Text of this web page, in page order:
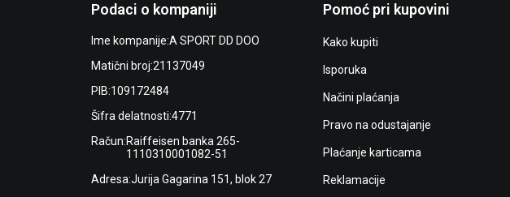
Podaci o kompaniji
Ime kompanije:A SPORT DD DOO
Matični broj:21137049
PIB:109172484
Šifra delatnosti:4771
Račun:Raiffeisen banka 265-
1110310001082-51
Adresa:Jurija Gagarina 151, blok 27
Pomoć pri kupovini
Kako kupiti
Isporuka
Načini plaćanja
Pravo na odustajanje
Plaćanje karticama
Reklamacije